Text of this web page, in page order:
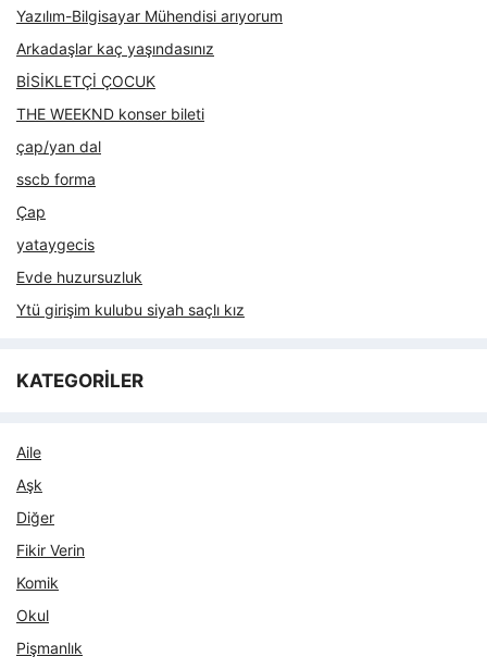
Yazılım-Bilgisayar Mühendisi arıyorum
Arkadaşlar kaç yaşındasınız
BİSİKLETÇİ ÇOCUK
THE WEEKND konser bileti
çap/yan dal
sscb forma
Çap
yataygecis
Evde huzursuzluk
Ytü girişim kulubu siyah saçlı kız
KATEGORİLER
Aile
Aşk
Diğer
Fikir Verin
Komik
Okul
Pişmanlık